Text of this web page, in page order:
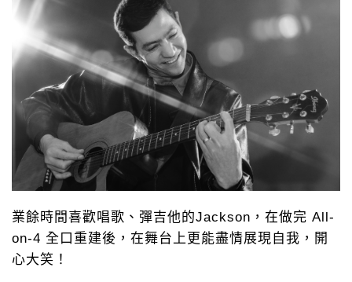
業餘時間喜歡唱歌、彈吉他的Jackson，在做完 All-
on-4 全口重建後，在舞台上更能盡情展現自我，開
心大笑！